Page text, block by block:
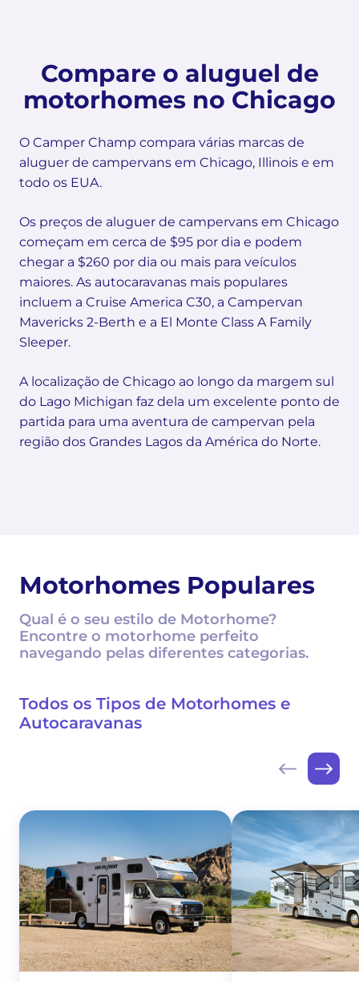
Compare o aluguel de
motorhomes no Chicago
O Camper Champ compara várias marcas de
aluguer de campervans em Chicago, Illinois e em
todo os EUA.
Os preços de aluguer de campervans em Chicago
começam em cerca de $95 por dia e podem
chegar a $260 por dia ou mais para veículos
maiores. As autocaravanas mais populares
incluem a Cruise America C30, a Campervan
Mavericks 2-Berth e a El Monte Class A Family
Sleeper.
A localização de Chicago ao longo da margem sul
do Lago Michigan faz dela um excelente ponto de
partida para uma aventura de campervan pela
região dos Grandes Lagos da América do Norte.
Motorhomes Populares
Qual é o seu estilo de Motorhome?
Encontre o motorhome perfeito
navegando pelas diferentes categorias.
Todos os Tipos de Motorhomes e
Autocaravanas